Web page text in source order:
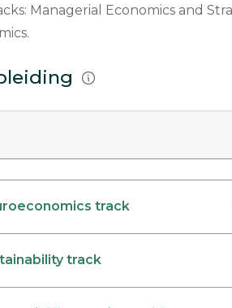
Managerial Economics and
track
track